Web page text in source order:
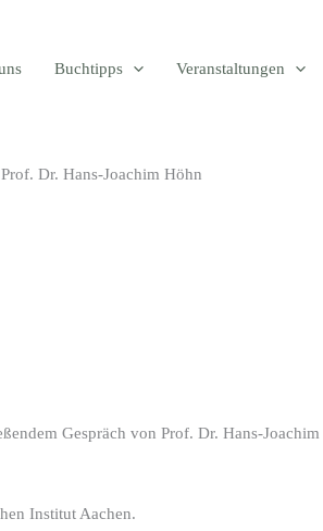
Buchtipps Veranstaltungen
Dr. Hans-Joachim Höhn
Gespräch von Prof. Dr. Hans-Joachim
Institut Aachen.